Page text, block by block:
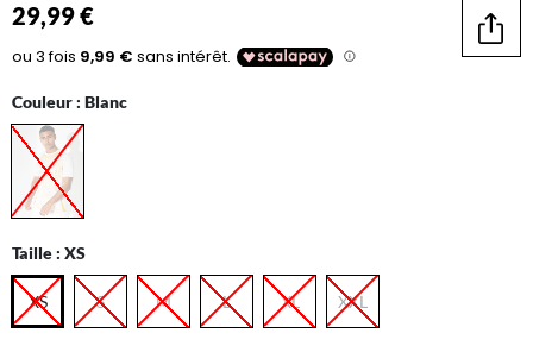
29,99 €
Couleur : Blanc
Taille : XS
XS S M L XL XXL